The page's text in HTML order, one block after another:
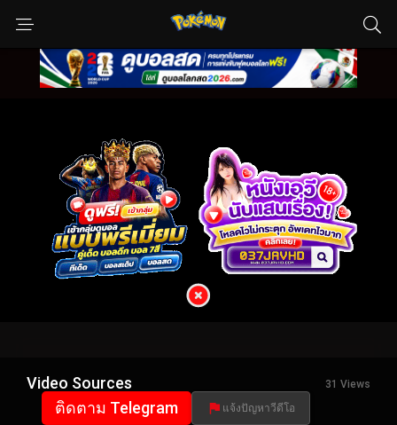
Video Sources 31 Views
ติดตาม Telegram แจ้งปัญหาวีดีโอ